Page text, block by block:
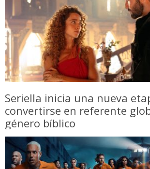
Seriella inicia una nueva
convertirse en referente
género bíblico